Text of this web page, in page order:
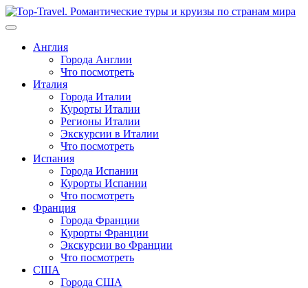
Перейти
к
Англия
Города Англии
Что посмотреть
Италия
Города Италии
Курорты Италии
Регионы Италии
Экскурсии в Италии
Что посмотреть
Испания
Города Испании
Курорты Испании
Что посмотреть
Франция
Города Франции
Курорты Франции
Экскурсии во Франции
Что посмотреть
США
Города США